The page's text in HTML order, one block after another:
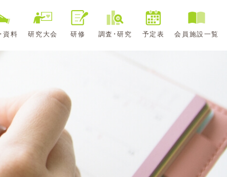
資料 研究大会 研修 調査･研究 予定表 会員施設一覧